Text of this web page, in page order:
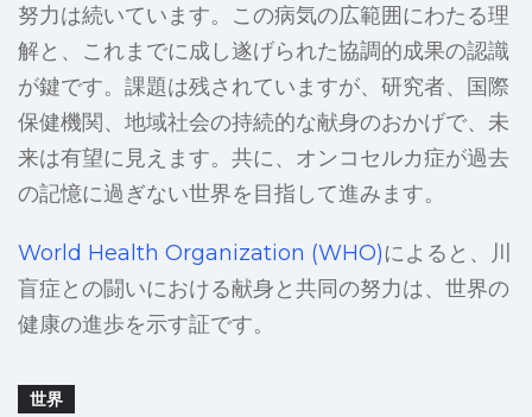
努力は続いています。この病気の広範囲にわたる理
解と、これまでに成し遂げられた協調的成果の認識
が鍵です。課題は残されていますが、研究者、国際
保健機関、地域社会の持続的な献身のおかげで、未
来は有望に見えます。共に、オンコセルカ症が過去
の記憶に過ぎない世界を目指して進みます。
World Health Organization (WHO)によると、川
盲症との闘いにおける献身と共同の努力は、世界の
健康の進歩を示す証です。
世界